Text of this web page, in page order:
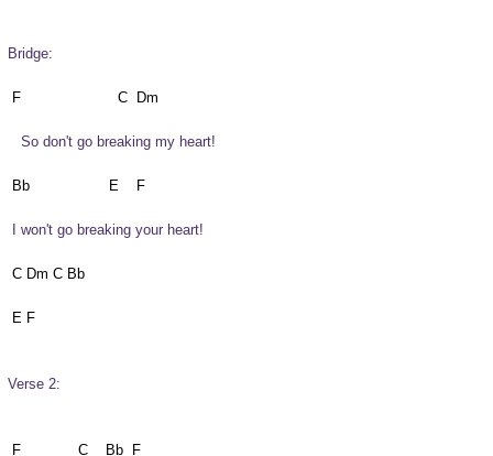
Bridge:
   So don't go breaking my heart!
I won't go breaking your heart!
C Dm C Bb
Verse 2: